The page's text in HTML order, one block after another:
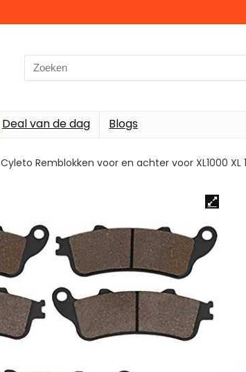
Search
for:
Deal van de dag Blogs
Cyleto Remblokken voor en achter voor XL1000 XL